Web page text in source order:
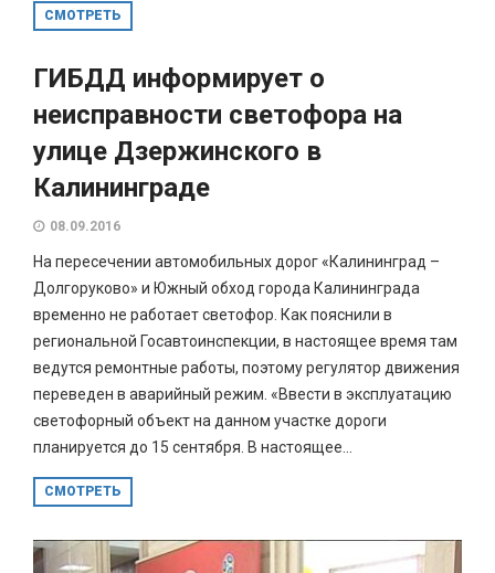
СМОТРЕТЬ
ГИБДД информирует о
неисправности светофора на
улице Дзержинского в
Калининграде
08.09.2016
На пересечении автомобильных дорог «Калининград –
Долгоруково» и Южный обход города Калининграда
временно не работает светофор. Как пояснили в
региональной Госавтоинспекции, в настоящее время там
ведутся ремонтные работы, поэтому регулятор движения
переведен в аварийный режим. «Ввести в эксплуатацию
светофорный объект на данном участке дороги
планируется до 15 сентября. В настоящее...
СМОТРЕТЬ